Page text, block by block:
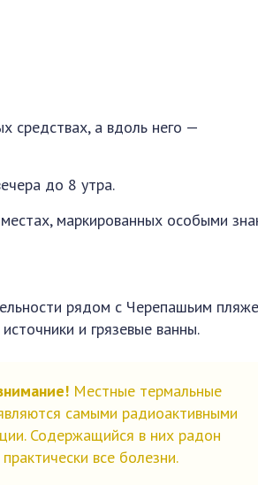
средствах, а вдоль него —
до 8 утра.
маркированных особыми
рядом с Черепашьим
и грязевые ванны.
Местные термальные
самыми радиоактивными
Содержащийся в них радон
все болезни.